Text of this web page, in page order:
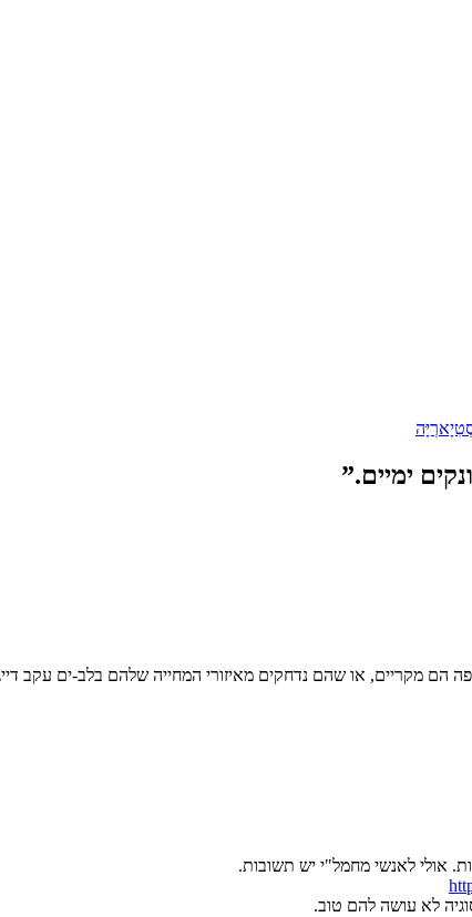
הם מקריים, או שהם נדחקים מאיזורי המחייה שלהם בלב-ים עקב
אולי לאנשי מחמל"י יש תשובות.
לא עושה להם טוב.